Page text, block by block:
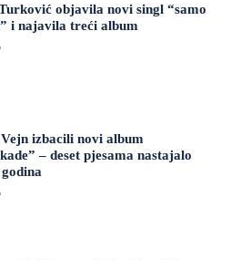
objavila novi singl “samo
i najavila treći album
izbacili novi album
– deset pjesama nastajalo